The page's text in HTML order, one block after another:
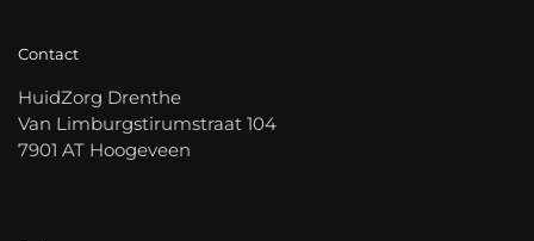
Contact
HuidZorg Drenthe
Van Limburgstirumstraat 104
7901 AT Hoogeveen